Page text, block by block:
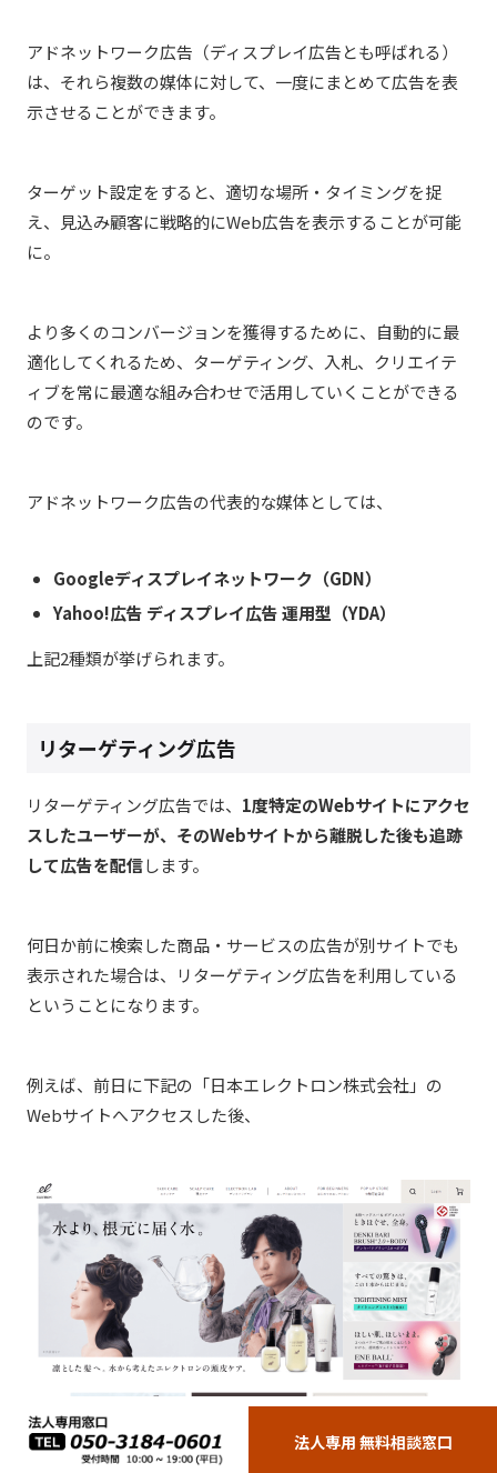
アドネットワーク広告（ディスプレイ広告とも呼ばれる）
は、それら複数の媒体に対して、一度にまとめて広告を表
示させることができます。
ターゲット設定をすると、適切な場所・タイミングを捉
え、見込み顧客に戦略的にWeb広告を表示することが可能
に。
より多くのコンバージョンを獲得するために、自動的に最
適化してくれるため、 ターゲティング、入札、クリエイテ
ィブを常に最適な組み合わせで活用していくことができる
のです。
アドネットワーク広告の代表的な媒体としては、
Googleディスプレイネットワーク（GDN）
Yahoo!広告 ディスプレイ広告 運用型（YDA）
上記2種類が挙げられます。
リターゲティング広告
リターゲティング広告では、 1度特定のWebサイトにアクセ
スしたユーザーが、そのWebサイトから離脱した後も追跡
して広告を配信します。
何日か前に検索した商品・サービスの広告が別サイトでも
表示された場合は、リターゲティング広告を利用している
ということになります。
例えば、前日に下記の「日本エレクトロン株式会社」の
Webサイトへアクセスした後、
ELECTRON ONLINE SHOP
法人専用 無料相談窓口